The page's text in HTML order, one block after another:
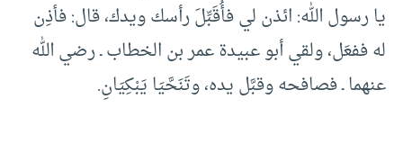
يا رسول الله: ائذن لي فأُقَبِّلَ رأسك ويدك، قال: فأذِن
له ففعَل، ولقي أبو عبيدة عمر بن الخطاب ـ رضي الله
عنهما ـ فصافحه وقبَّل يده، وتَنَحَّيَا يَبْكِيَانِ.